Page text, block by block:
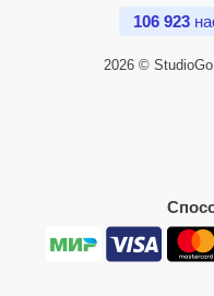
106 923
2026 ©